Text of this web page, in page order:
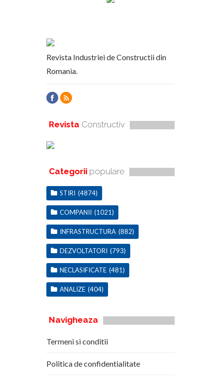
Revista Industriei de Constructii din
Romania.
Revista Constructiv
Categorii populare
STIRI (4874)
COMPANII (1021)
INFRASTRUCTURA (882)
DEZVOLTATORI (793)
NECLASIFICATE (481)
ANALIZE (404)
Navigheaza
Termeni si conditii
Politica de confidentialitate